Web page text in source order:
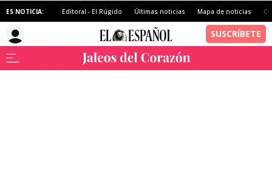
ES NOTICIA: Editoral - El Rúgido Últimas noticias Mapa de noticias